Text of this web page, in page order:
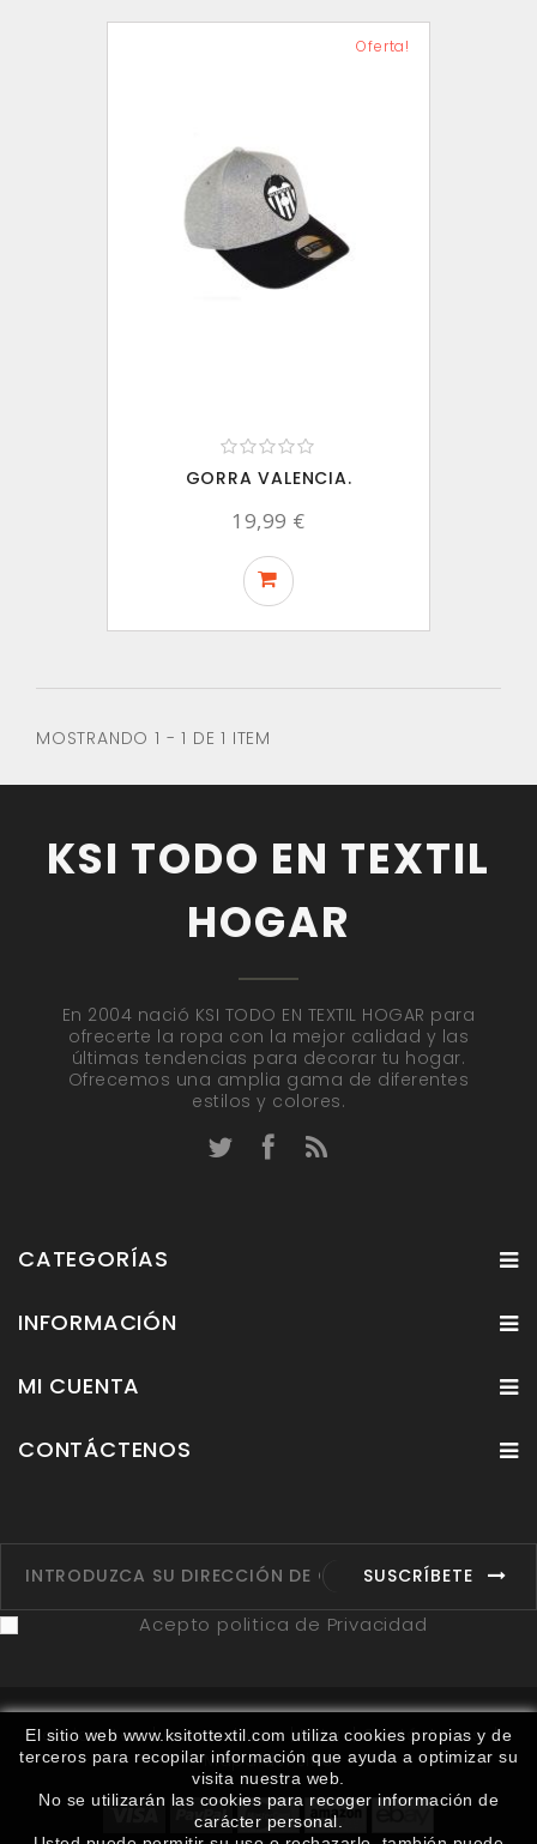
Oferta!
GORRA VALENCIA.
19,99 €
MOSTRANDO 1 - 1 DE 1 ITEM
KSI TODO EN TEXTIL
HOGAR
En 2004 nació KSI TODO EN TEXTIL HOGAR para
ofrecerte la ropa con la mejor calidad y las
últimas tendencias para decorar tu hogar.
Ofrecemos una amplia gama de diferentes
estilos y colores.
CATEGORÍAS
INFORMACIÓN
MI CUENTA
CONTÁCTENOS
El sitio web www.ksitottextil.com utiliza cookies propias y de
terceros para recopilar información que ayuda a optimizar su
visita nuestra web.
No se utilizarán las cookies para recoger información de
carácter personal.
SUSCRÍBETE
Acepto politica de Privacidad
Fabricantes Proveedores Ruta
Contáctenos
Mapa del sitio